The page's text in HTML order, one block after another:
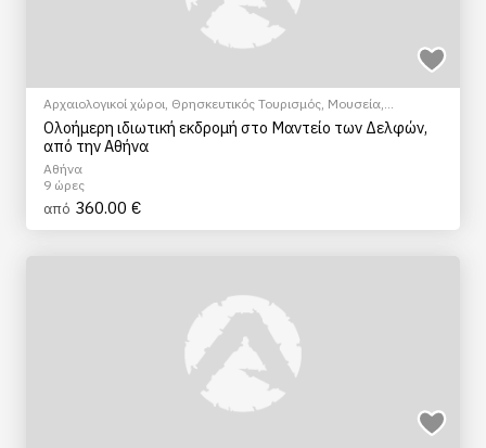
Αρχαιολογικοί χώροι, Θρησκευτικός Τουρισμός, Μουσεία,
Ξεναγήσεις/Αξιοθέατα
Πεζοπορία Πόλης
Πολιτιστικά -
Πολιτισμικά
Ολοήμερη ιδιωτική εκδρομή στο Μαντείο των Δελφών,
από την Αθήνα
Αθήνα
9 ώρες
από 360.00 €